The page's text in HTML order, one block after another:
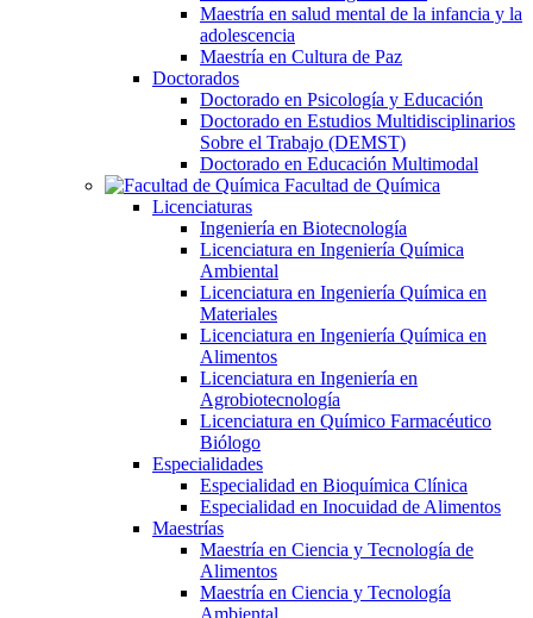
Maestría en salud mental de la infancia y la
adolescencia
Maestría en Cultura de Paz
Doctorados
Doctorado en Psicología y Educación
Doctorado en Estudios Multidisciplinarios
Sobre el Trabajo (DEMST)
Doctorado en Educación Multimodal
Facultad de Química
Licenciaturas
Ingeniería en Biotecnología
Licenciatura en Ingeniería Química
Ambiental
Licenciatura en Ingeniería Química en
Materiales
Licenciatura en Ingeniería Química en
Alimentos
Licenciatura en Ingeniería en
Agrobiotecnología
Licenciatura en Químico Farmacéutico
Biólogo
Especialidades
Especialidad en Bioquímica Clínica
Especialidad en Inocuidad de Alimentos
Maestrías
Maestría en Ciencia y Tecnología de
Alimentos
Maestría en Ciencia y Tecnología
Ambiental